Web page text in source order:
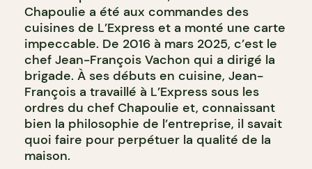
Chapoulie a été aux commandes des
cuisines de L’Express et a monté une carte
impeccable. De 2016 à mars 2025, c’est le
chef Jean-François Vachon qui a dirigé la
brigade. À ses débuts en cuisine, Jean-
François a travaillé à L’Express sous les
ordres du chef Chapoulie et, connaissant
bien la philosophie de l’entreprise, il savait
quoi faire pour perpétuer la qualité de la
maison.